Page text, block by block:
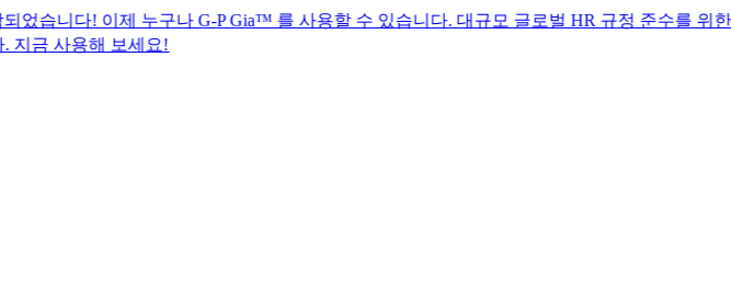
! 이제 누구나 G-P Gia™ 를 사용할 수 있습니다. 대규모 글로벌 HR 규정 준수를 위한 에이전트
해 보세요!​​